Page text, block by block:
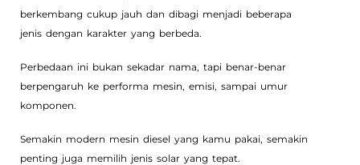
berkembang cukup jauh dan dibagi menjadi beberapa
jenis dengan karakter yang berbeda.
Perbedaan ini bukan sekadar nama, tapi benar-benar
berpengaruh ke performa mesin, emisi, sampai umur
komponen.
Semakin modern mesin diesel yang kamu pakai, semakin
penting juga memilih jenis solar yang tepat.